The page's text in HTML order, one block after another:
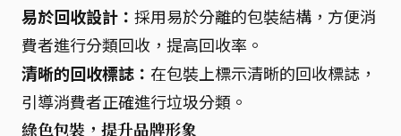
易於回收設計： 採用易於分離的包裝結構，方便消
費者進行分類回收，提高回收率。
清晰的回收標誌： 在包裝上標示清晰的回收標誌，
引導消費者正確進行垃圾分類。
綠色包裝，提升品牌形象